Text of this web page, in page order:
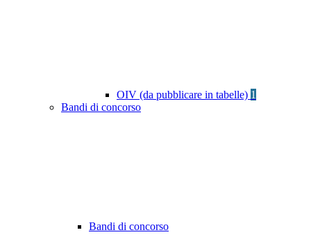
OIV (da pubblicare in tabelle) 1
Bandi di concorso
Bandi di concorso